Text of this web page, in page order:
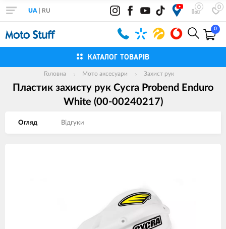
0 0
UA RU
0
КАТАЛОГ ТОВАРІВ
Головна Мото аксесуари Захист рук
Пластик захисту рук Cycra Probend Enduro
White (00-00240217)
Огляд Вiдгуки